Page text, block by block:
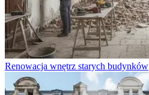
Renowacja wnętrz starych budynków